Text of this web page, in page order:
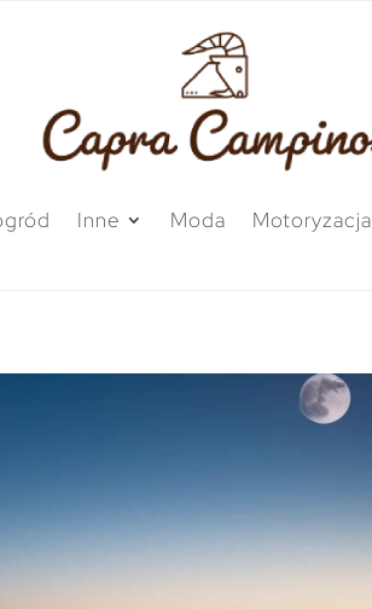
Inne Moda Motoryzacja